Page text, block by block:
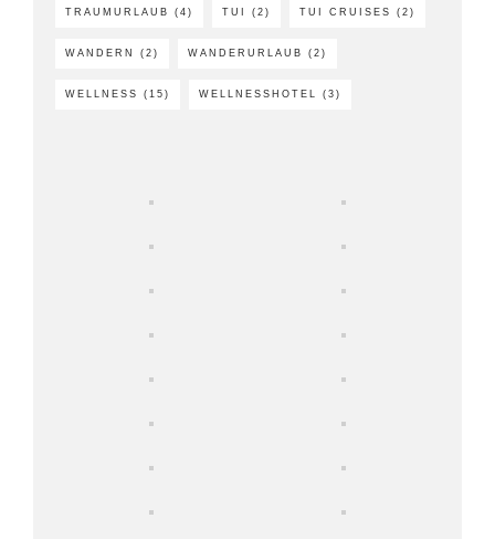
TRAUMURLAUB (4) TUI (2) TUI CRUISES (2)
WANDERN (2) WANDERURLAUB (2)
WELLNESS (15) WELLNESSHOTEL (3)